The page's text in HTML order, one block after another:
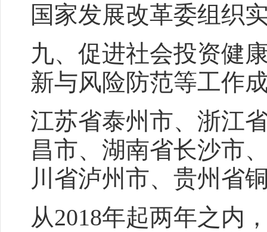
国家发展改革委组织
九、促进社会投资健
新与风险防范等工作
江苏省泰州市、浙江
昌市、湖南省长沙市
川省泸州市、贵州省
从2018年起两年之内